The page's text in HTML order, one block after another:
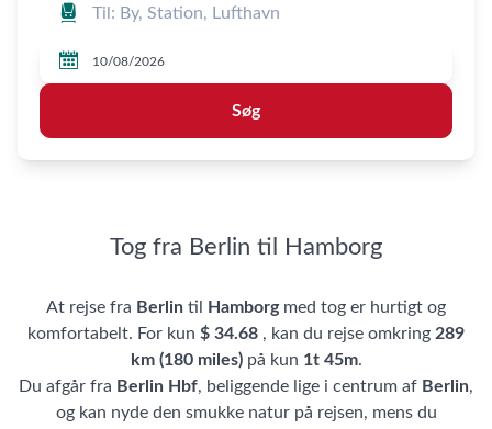


Søg
Tog fra Berlin til Hamborg
At rejse fra Berlin til Hamborgmed tog er hurtigt og
komfortabelt. For kun $ 34.68 , kan du rejse omkring 289
km (180 miles)på kun 1t 45m.
Du afgår fra Berlin Hbf, beliggende lige i centrum af Berlin,
og kan nyde den smukke natur på rejsen, mens du